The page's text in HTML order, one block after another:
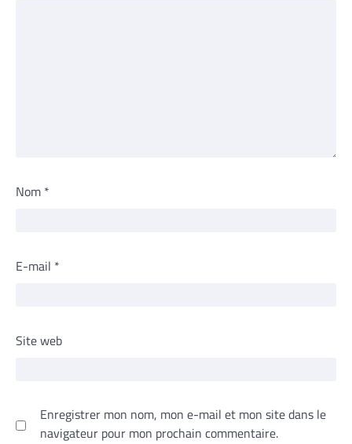
Nom *
E-mail *
Site web
Enregistrer mon nom, mon e-mail et mon site dans le
navigateur pour mon prochain commentaire.